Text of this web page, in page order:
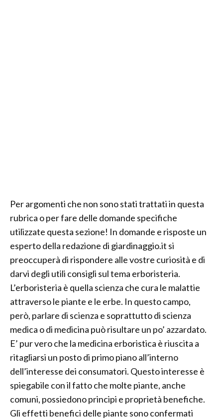
Per argomenti che non sono stati trattati in questa
rubrica o per fare delle domande specifiche
utilizzate questa sezione! In domande e risposte un
esperto della redazione di giardinaggio.it si
preoccuperà di rispondere alle vostre curiosità e di
darvi degli utili consigli sul tema erboristeria.
L’erboristeria è quella scienza che cura le malattie
attraverso le piante e le erbe. In questo campo,
però, parlare di scienza e soprattutto di scienza
medica o di medicina può risultare un po’ azzardato.
E’ pur vero che la medicina erboristica è riuscita a
ritagliarsi un posto di primo piano all’interno
dell’interesse dei consumatori. Questo interesse è
spiegabile con il fatto che molte piante, anche
comuni, possiedono principi e proprietà benefiche.
Gli effetti benefici delle piante sono confermati